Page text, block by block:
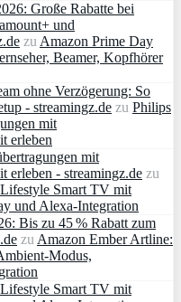
Große Rabatte bei
und
zu Amazon Prime Day
Beamer, Kopfhörer
ohne Verzögerung: So
- streamingz.de zu Philips
mit
erleben
mit
erleben - streamingz.de zu
Smart TV mit
und Alexa‑Integration
Bis zu 45 % Rabatt zum
zu Amazon Ember Artline:
Smart TV mit